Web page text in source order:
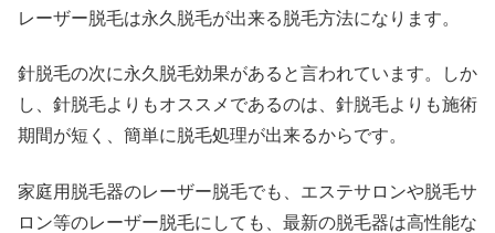
レーザー脱毛は永久脱毛が出来る脱毛方法になります。
針脱毛の次に永久脱毛効果があると言われています。しか
し、針脱毛よりもオススメであるのは、針脱毛よりも施術
期間が短く、簡単に脱毛処理が出来るからです。
家庭用脱毛器のレーザー脱毛でも、エステサロンや脱毛サ
ロン等のレーザー脱毛にしても、最新の脱毛器は高性能な